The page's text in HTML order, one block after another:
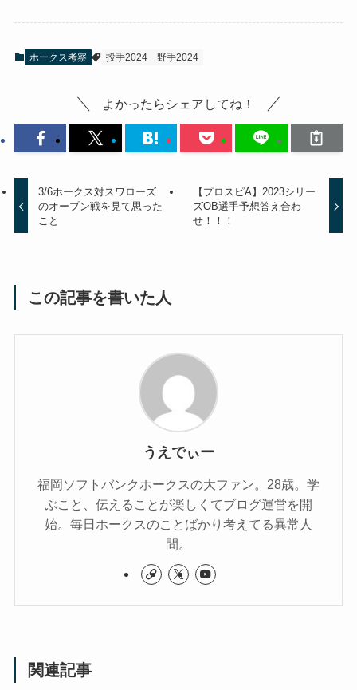
ホークス考察 投手2024 野手2024
よかったらシェアしてね！
3/6ホークス対スワローズ
のオープン戦を見て思った
こと
【プロスピA】2023シリー
ズOB選手予想答え合わ
せ！！！
この記事を書いた人
うえでぃー
福岡ソフトバンクホークスの大ファン。28歳。学
ぶこと、伝えることが楽しくてブログ運営を開
始。毎日ホークスのことばかり考えてる異常人
間。
関連記事